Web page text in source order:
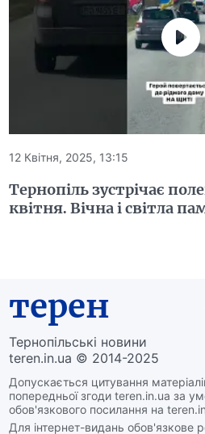
12 Квітня, 2025, 13:15
Тернопіль зустрічає
квітня. Вічна і світла
терен
Тернопільські новини
teren.in.ua © 2014-2025
Допускається цитування
попередньої згоди teren.in.ua за
обов'язкового посилання на
Для інтернет-видань обов'язкове